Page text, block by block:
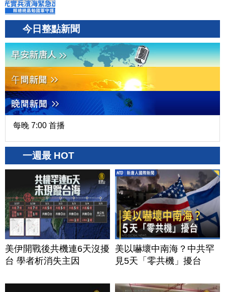
今日整點新聞
每晚 7:00 首播
一週最 HOT
美伊開戰後共機連6天沒擾
台 學者析消失主因
美以嚇壞中南海？中共罕
見5天「零共機」擾台